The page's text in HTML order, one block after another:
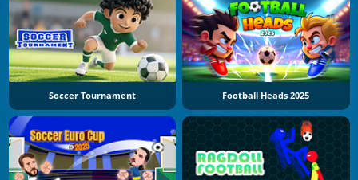
Soccer Tournament Football Heads 2025